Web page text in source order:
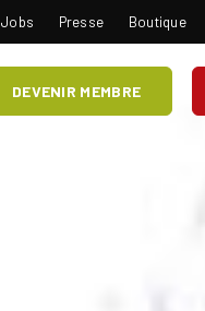
Jobs Presse Boutique
DEVENIR MEMBRE